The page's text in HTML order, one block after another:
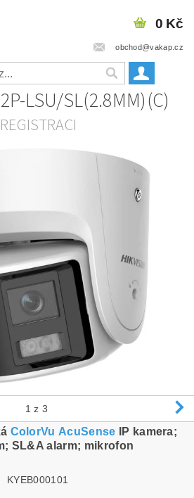
obchod@vakap.cz
0 Kč
LSU/SL(2.8MM)(C)
1 z 3
ColorVu AcuSense IP kamera;
SL&A alarm; mikrofon
KYEB000101